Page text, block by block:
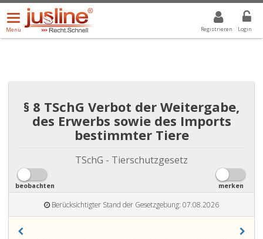
Registrieren Login
Menü
öffnen/schließen
Menü
ALLE DROPDOWN: GEWÄHLTER WERT IST ALLE
§ 8 TSchG Verbot der Weitergabe,
des Erwerbs sowie des Imports
bestimmter Tiere
TSchG - Tierschutzgesetz
beobachten merken
Berücksichtigter Stand der Gesetzgebung: 07.08.2026